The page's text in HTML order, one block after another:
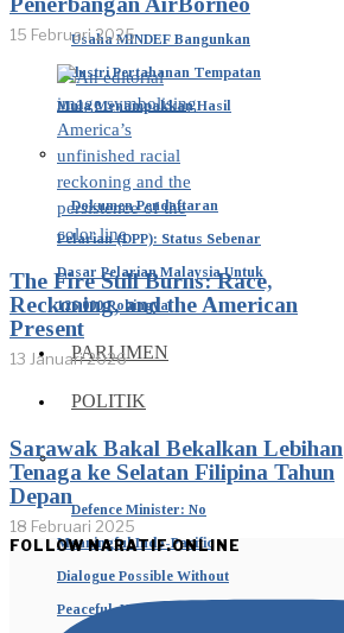
Usaha MINDEF Bangunkan
Industri Pertahanan Tempatan
Mula Menampakkan Hasil
Dokumen Pendaftaran
Pelarian (DPP): Status Sebenar
Dasar Pelarian Malaysia Untuk
126,000 Rohingya
PARLIMEN
POLITIK
Defence Minister: No
Meaningful Indo-Pacific
Dialogue Possible Without
Peaceful, United ASEAN
15 Februari 2025
The Fire Still Burns: Race,
Reckoning, and the American
Present
13 Januari 2026
Sarawak Bakal Bekalkan Lebihan
Tenaga ke Selatan Filipina Tahun
Depan
18 Februari 2025
FOLLOW NARATIF.ONLINE